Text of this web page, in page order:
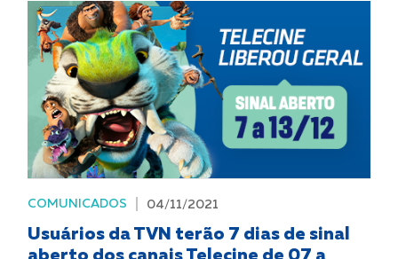
COMUNICADOS 04/11/2021
Usuários da TVN terão 7 dias de sinal
aberto dos canais Telecine de 07 a